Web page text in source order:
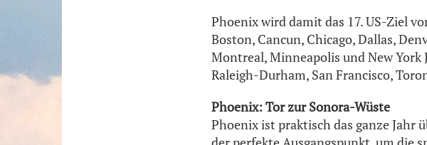
Phoenix wird damit das 17. US-Ziel
Boston, Cancun, Chicago, Dallas,
Montreal, Minneapolis und New York
Raleigh-Durham, San Francisco,
Phoenix: Tor zur Sonora-Wüste
Phoenix ist praktisch das ganze Jahr